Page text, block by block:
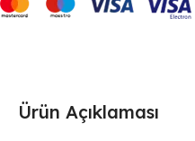
Ürün Açıklaması